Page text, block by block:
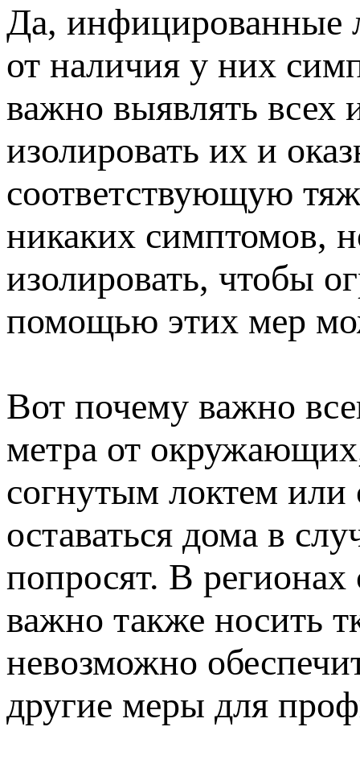
Да, инфицированные
от наличия у них
важно выявлять всех
изолировать их и
соответствующую
никаких симптомов,
изолировать, чтобы
помощью этих мер
Вот почему важно
метра от
согнутым локтем или
оставаться дома в
попросят. В
важно также носить
невозможно
другие меры для